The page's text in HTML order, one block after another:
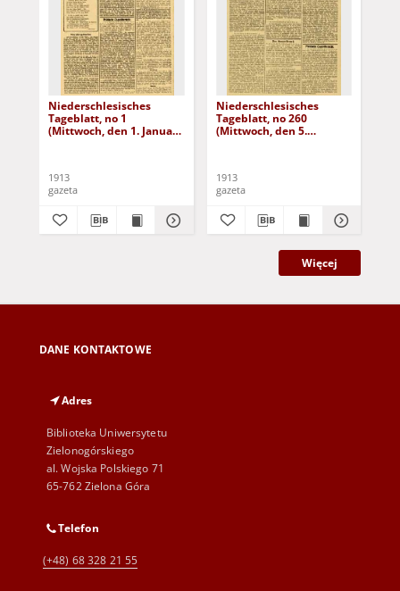
Niederschlesisches
Tageblatt, no 1
(Mittwoch, den 1. Januar
1913
gazeta
Niederschlesisches
Tageblatt, no 260
(Mittwoch, den 5.
1913
gazeta
Więcej
DANE KONTAKTOWE
Adres
Biblioteka Uniwersytetu
Zielonogórskiego
al. Wojska Polskiego 71
65-762 Zielona Góra
Telefon
(+48) 68 328 21 55